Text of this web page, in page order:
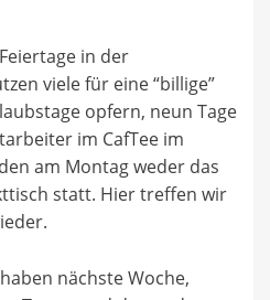
in der
viele für eine “billige”
opfern, neun Tage
im CafTee im
am Montag weder das
statt. Hier treffen wir
nächste Woche,